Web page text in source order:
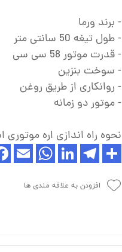
- برند ورما
- طول تیغه 50 سانتی متر
- قدرت موتور 58 سی سی
- سوخت بنزین
- روانکاری از طریق روغن
- موتور دو زمانه
نحوه راه اندازی اره
افزودن به علاقه مندی ها